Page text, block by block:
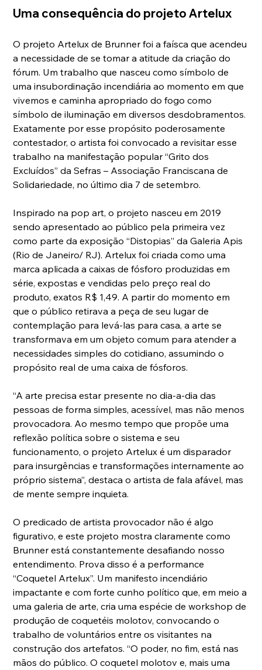
Uma consequência do projeto Artelux
O projeto Artelux de Brunner foi a faísca que acendeu
a necessidade de se tomar a atitude da criação do
fórum. Um trabalho que nasceu como símbolo de
uma insubordinação incendiária ao momento em que
vivemos e caminha apropriado do fogo como
símbolo de iluminação em diversos desdobramentos.
Exatamente por esse propósito poderosamente
contestador, o artista foi convocado a revisitar esse
trabalho na manifestação popular “Grito dos
Excluídos” da Sefras – Associação Franciscana de
Solidariedade, no último dia 7 de setembro.
Inspirado na pop art, o projeto nasceu em 2019
sendo apresentado ao público pela primeira vez
como parte da exposição “Distopias” da Galeria Apis
(Rio de Janeiro/ RJ). Artelux foi criada como uma
marca aplicada a caixas de fósforo produzidas em
série, expostas e vendidas pelo preço real do
produto, exatos R$ 1,49. A partir do momento em
que o público retirava a peça de seu lugar de
contemplação para levá-las para casa, a arte se
transformava em um objeto comum para atender a
necessidades simples do cotidiano, assumindo o
propósito real de uma caixa de fósforos.
“A arte precisa estar presente no dia-a-dia das
pessoas de forma simples, acessível, mas não menos
provocadora. Ao mesmo tempo que propõe uma
reflexão política sobre o sistema e seu
funcionamento, o projeto Artelux é um disparador
para insurgências e transformações internamente ao
próprio sistema”, destaca o artista de fala afável, mas
de mente sempre inquieta.
O predicado de artista provocador não é algo
figurativo, e este projeto mostra claramente como
Brunner está constantemente desafiando nosso
entendimento. Prova disso é a performance
“Coquetel Artelux”. Um manifesto incendiário
impactante e com forte cunho político que, em meio a
uma galeria de arte, cria uma espécie de workshop de
produção de coquetéis molotov, convocando o
trabalho de voluntários entre os visitantes na
construção dos artefatos. “O poder, no fim, está nas
mãos do público. O coquetel molotov e, mais uma